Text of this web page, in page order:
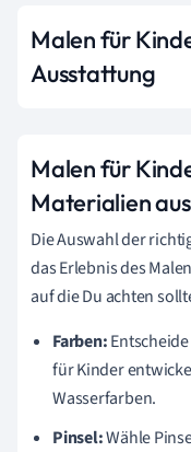
Malen für
Ausstattung
Malen für
Materialien
Die Auswahl der
das Erlebnis des
auf die Du achten
Farben:
für Kinder
Wasserfarben.
Pinsel:Wähle